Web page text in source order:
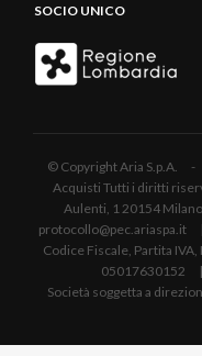
SOCIO UNICO
© Copyright Aria S.p.A. -
Acquisti Tutti i diritti
Aulenti, 1 20154
Codice Fiscale, Partita
05017630152 |
Società soggetta a